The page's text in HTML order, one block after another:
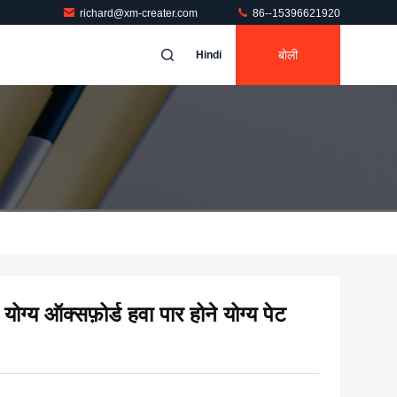
richard@xm-creater.com 86--15396621920
Hindi बोली
ऑक्सफ़ोर्ड हवा पार होने योग्य पेट